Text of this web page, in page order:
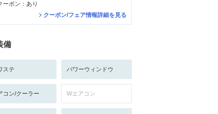
ーポン：あり
クーポン/フェア情報詳細を見る
備
ステ パワーウィンドウ
コン/クーラー Wエアコン